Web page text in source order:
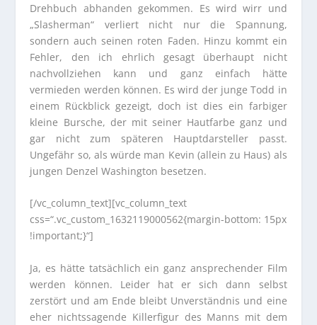
Drehbuch abhanden gekommen. Es wird wirr und
„Slasherman“ verliert nicht nur die Spannung,
sondern auch seinen roten Faden. Hinzu kommt ein
Fehler, den ich ehrlich gesagt überhaupt nicht
nachvollziehen kann und ganz einfach hätte
vermieden werden können. Es wird der junge Todd in
einem Rückblick gezeigt, doch ist dies ein farbiger
kleine Bursche, der mit seiner Hautfarbe ganz und
gar nicht zum späteren Hauptdarsteller passt.
Ungefähr so, als würde man Kevin (allein zu Haus) als
jungen Denzel Washington besetzen.
[/vc_column_text][vc_column_text
css=“.vc_custom_1632119000562{margin-bottom: 15px
!important;}“]
Ja, es hätte tatsächlich ein ganz ansprechender Film
werden können. Leider hat er sich dann selbst
zerstört und am Ende bleibt Unverständnis und eine
eher nichtssagende Killerfigur des Manns mit dem